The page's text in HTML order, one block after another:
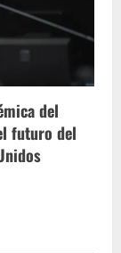
del
futuro del